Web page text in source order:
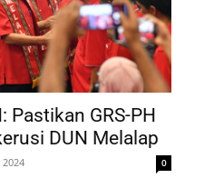
Pastikan GRS-PH
DUN Melalap
0